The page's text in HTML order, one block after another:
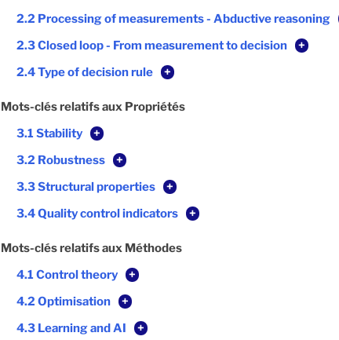
2.2 Processing of measurements - Abductive reasoning
2.3 Closed loop - From measurement to decision
+
2.4 Type of decision rule
+
Mots-clés relatifs aux Propriétés
3.1 Stability
+
3.2 Robustness
+
3.3 Structural properties
+
3.4 Quality control indicators
+
Mots-clés relatifs aux Méthodes
4.1 Control theory
+
4.2 Optimisation
+
4.3 Learning and AI
+